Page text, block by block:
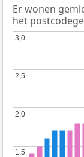
Er wonen
het
1,5
1,5
2,0
2,0
2,5
2,5
3,0
3,0